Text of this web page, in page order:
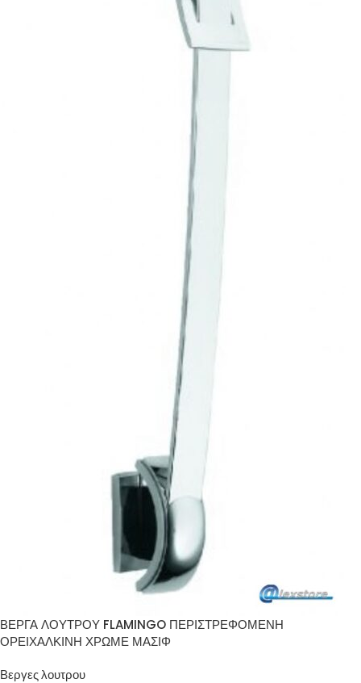
ΒΕΡΓΑ ΛΟΥΤΡΟΥ FLAMINGO ΠΕΡΙΣΤΡΕΦΟΜΕΝΗ
ΟΡΕΙΧΑΛΚΙΝΗ ΧΡΩΜΕ ΜΑΣΙΦ
Βεργες λουτρου